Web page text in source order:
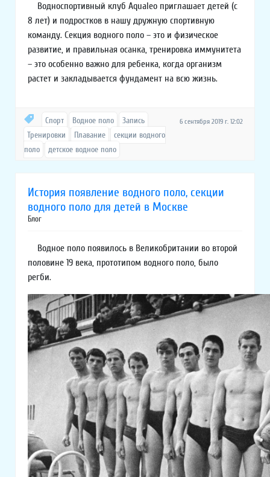
Водноспортивный клуб Aqualeo приглашает детей (с
8 лет) и подростков в нашу дружную спортивную
команду. Секция водного поло – это и физическое
развитие, и правильная осанка, тренировка иммунитета
– это особенно важно для ребенка, когда организм
растет и закладывается фундамент на всю жизнь.
6 сентября 2019 г. 12:02
Спорт Водное поло
Запись
Тренировки
Плавание
секции водного
поло
детское водное поло
История появление водного поло, секции
водного поло для детей в Москве
Блог
Водное поло появилось в Великобритании во второй
половине 19 века, прототипом водного поло, было
регби.